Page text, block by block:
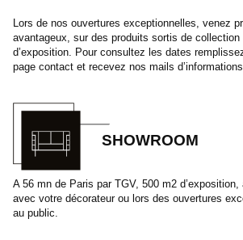
Lors de nos ouvertures exceptionnelles, venez
avantageux, sur des produits sortis de collection
d’exposition. Pour consultez les dates
page contact et recevez nos mails
SHOWROOM
A 56 mn de Paris par TGV, 500 m2
avec votre décorateur ou lors des ouvertures
au public.